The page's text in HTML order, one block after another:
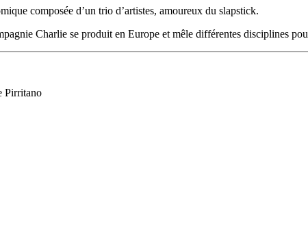
composée d’un trio d’artistes, amoureux du slapstick.
Charlie se produit en Europe et mêle différentes disciplines
Pirritano